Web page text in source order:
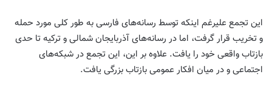
این تجمع علیرغم اینکه توسط رسانه‌های فارسی به طور کلی مورد حمله
و تخریب قرار گرفت، اما در رسانه‌های آذربایجان شمالی و ترکیه تا حدی
بازتاب واقعی خود را یافت. علاوه بر این، این تجمع در شبکه‌های
اجتماعی و در میان افکار عمومی بازتاب بزرگی یافت.